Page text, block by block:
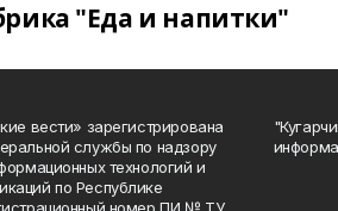
"Еда и напитки"
вести» зарегистрирована
службы по надзору
технологий и
по Республике